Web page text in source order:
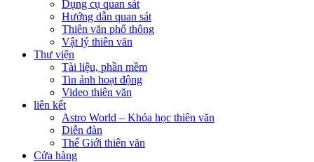
Dụng cụ quan sát
Hướng dẫn quan sát
Thiên văn phổ thông
Vật lý thiên văn
Thư viện
Tài liệu, phần mềm
Tin ảnh hoạt động
Video thiên văn
liên kết
Astro World – Khóa học thiên văn
Diễn đàn
Thế Giới thiên văn
Cửa hàng